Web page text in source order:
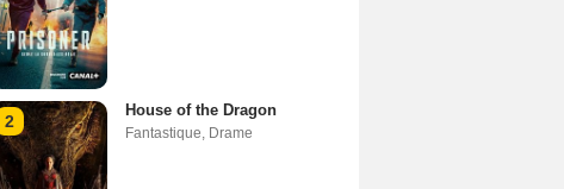
2
House of the Dragon
Fantastique, Drame